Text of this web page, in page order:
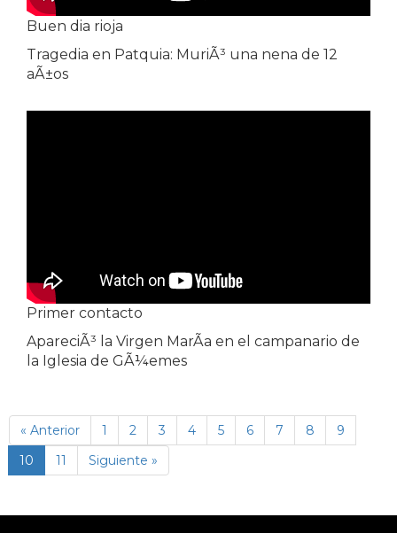
Buen dia rioja
Tragedia en Patquia: MuriÃ³ una nena de 12
aÃ±os
Primer contacto
ApareciÃ³ la Virgen MarÃ­a en el campanario de
la Iglesia de GÃ¼emes
« Anterior 1 2 3 4 5 6 7 8
9
10 (página
actual)
11 Siguiente »